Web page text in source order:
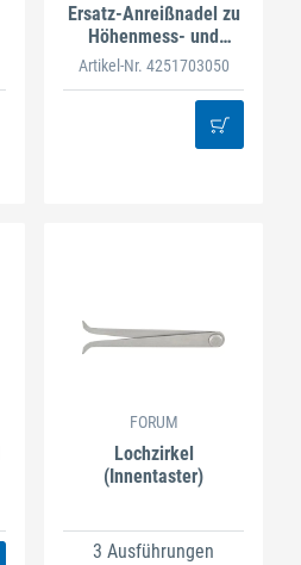
Ersatz-Anreißnadel zu
Höhenmess- und
Anreißgerät
Artikel-Nr. 4251703050
FORUM
Lochzirkel
(Innentaster)
3 Ausführungen